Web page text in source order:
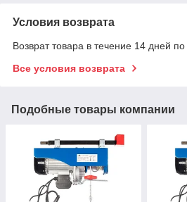
Условия возврата
Возврат товара в течение 14 дней
Все условия возврата
Подобные товары компании